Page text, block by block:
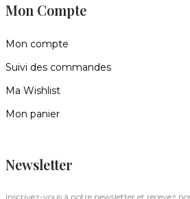
Mon Compte
Mon compte
Suivi des commandes
Ma Wishlist
Mon panier
Newsletter
Inscrivez-vous à notre newsletter et recevez